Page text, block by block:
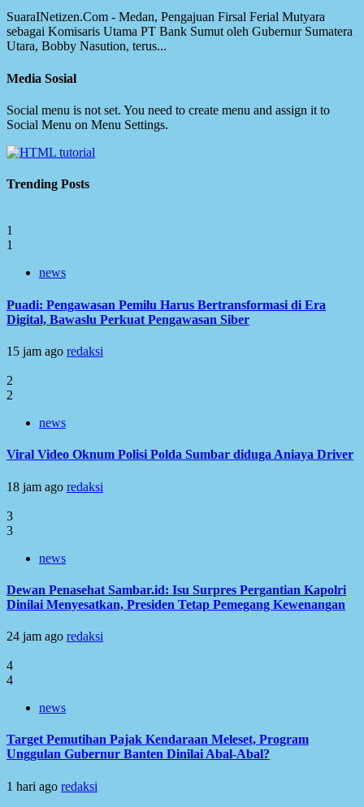
SuaraINetizen.Com - Medan, Pengajuan Firsal Ferial Mutyara
sebagai Komisaris Utama PT Bank Sumut oleh Gubernur Sumatera
Utara, Bobby Nasution, terus...
Media Sosial
Social menu is not set. You need to create menu and assign it to
Social Menu on Menu Settings.
Trending Posts
1
1
news
Puadi: Pengawasan Pemilu Harus Bertransformasi di Era
Digital, Bawaslu Perkuat Pengawasan Siber
15 jam ago redaksi
2
2
news
Viral Video Oknum Polisi Polda Sumbar diduga Aniaya Driver
18 jam ago redaksi
3
3
news
Dewan Penasehat Sambar.id: Isu Surpres Pergantian Kapolri
Dinilai Menyesatkan, Presiden Tetap Pemegang Kewenangan
24 jam ago redaksi
4
4
news
Target Pemutihan Pajak Kendaraan Meleset, Program
Unggulan Gubernur Banten Dinilai Abal-Abal?
1 hari ago redaksi